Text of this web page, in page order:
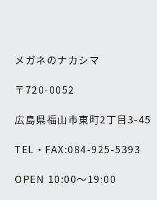
メガネのナカシマ
〒720-0052
広島県福山市東町2丁目3-45
TEL ・ FAX:084-925-5393
OPEN 10:00～19:00